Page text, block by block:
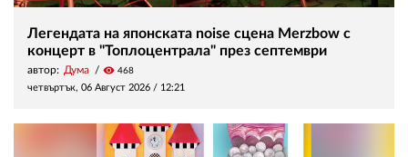
Легендата на японската noise сцена Merzbow с
концерт в "Топлоцентрала" през септември
автор: Дума visibility 468
четвъртък, 06 Август 2026 / 12:21